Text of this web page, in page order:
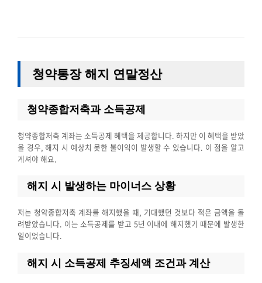
청약통장 해지 연말정산
청약종합저축과 소득공제
청약종합저축 계좌는 소득공제 혜택을 제공합니다. 하지만 이 혜택을 받았
을 경우, 해지 시 예상치 못한 불이익이 발생할 수 있습니다. 이 점을 알고
계셔야 해요.
해지 시 발생하는 마이너스 상황
저는 청약종합저축 계좌를 해지했을 때, 기대했던 것보다 적은 금액을 돌
려받았습니다. 이는 소득공제를 받고 5년 이내에 해지했기 때문에 발생한
일이었습니다.
해지 시 소득공제 추징세액 조건과 계산